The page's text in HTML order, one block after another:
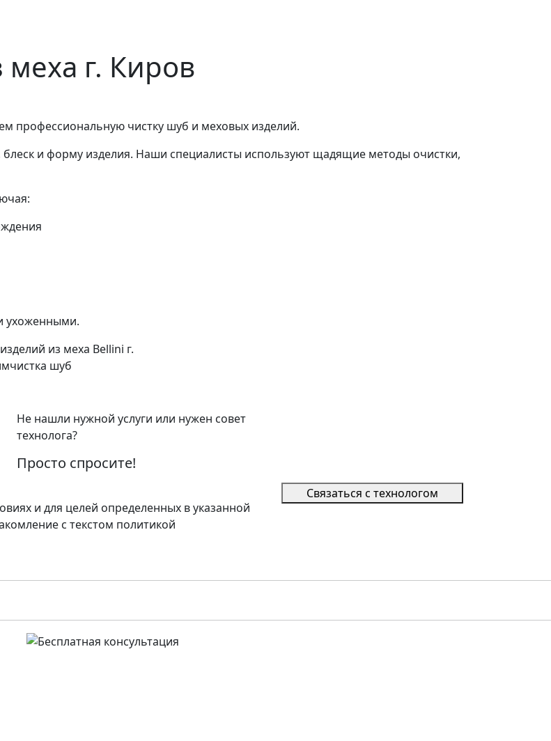
г. Киров
профессиональную чистку шуб и меховых изделий.
блеск и форму изделия. Наши специалисты используют щадящие методы очистки,
ухоженными.
Не нашли нужной услуги или нужен совет
технолога?
Просто спросите!
и для целей определенных в указанной
с текстом политикой
Связаться с технологом